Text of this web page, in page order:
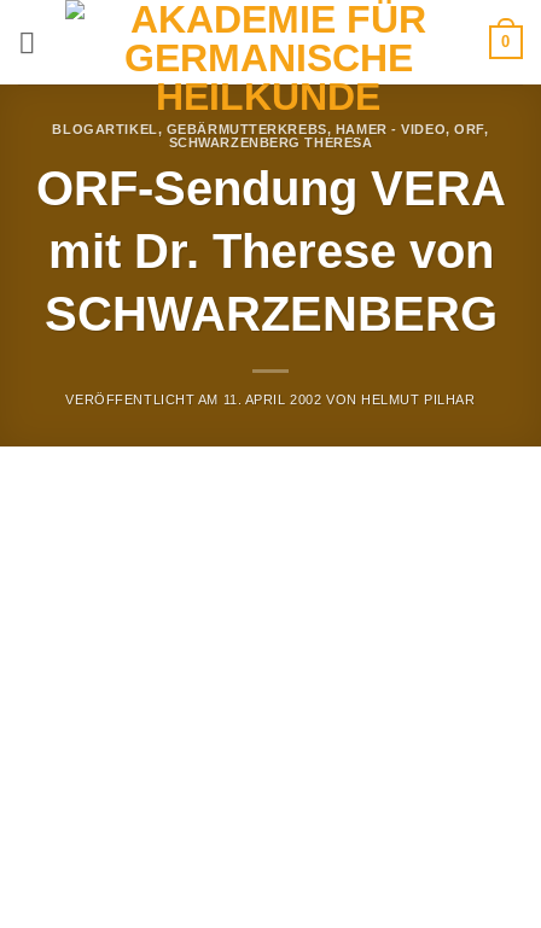
0
BLOGARTIKEL, GEBÄRMUTTERKREBS, HAMER - VIDEO,ORF,
SCHWARZENBERG THERESA
ORF-Sendung VERA
mit Dr. Therese von
SCHWARZENBERG
VERÖFFENTLICHT AM 11. APRIL 2002 VON HELMUT PILHAR